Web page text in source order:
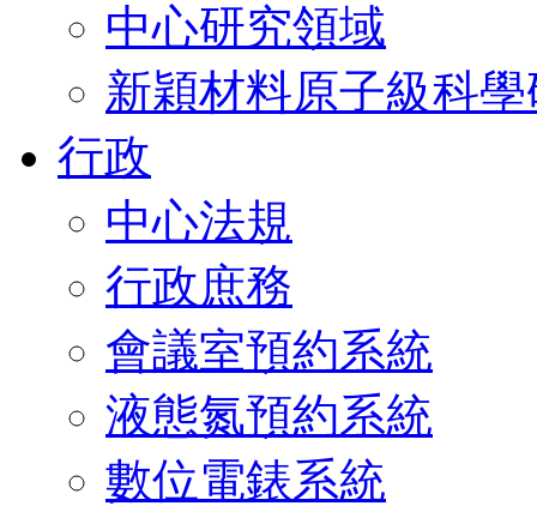
中心研究領域
新穎材料原子級科
行政
中心法規
行政庶務
會議室預約系統
液態氮預約系統
數位電錶系統